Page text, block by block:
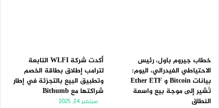
خطاب جيروم باول، رئيس
الاحتياطي الفيدرالي، اليوم:
بيانات Bitcoin و Ether ETF
تُشير إلى موجة بيع واسعة
النطاق
أكدت شركة WLFI التابعة
لترامب إطلاق بطاقة الخصم
وتطبيق البيع بالتجزئة في إطار
شراكتها مع Bithumb
سبتمبر 24, 2025